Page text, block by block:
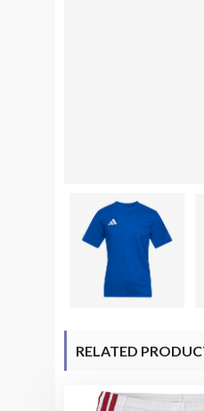
RELATED